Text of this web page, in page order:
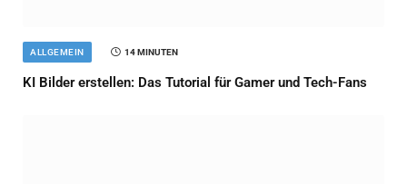
ALLGEMEIN 14 MINUTEN
KI Bilder erstellen: Das Tutorial für Gamer und Tech-Fans